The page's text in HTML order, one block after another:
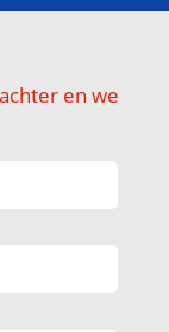
en we